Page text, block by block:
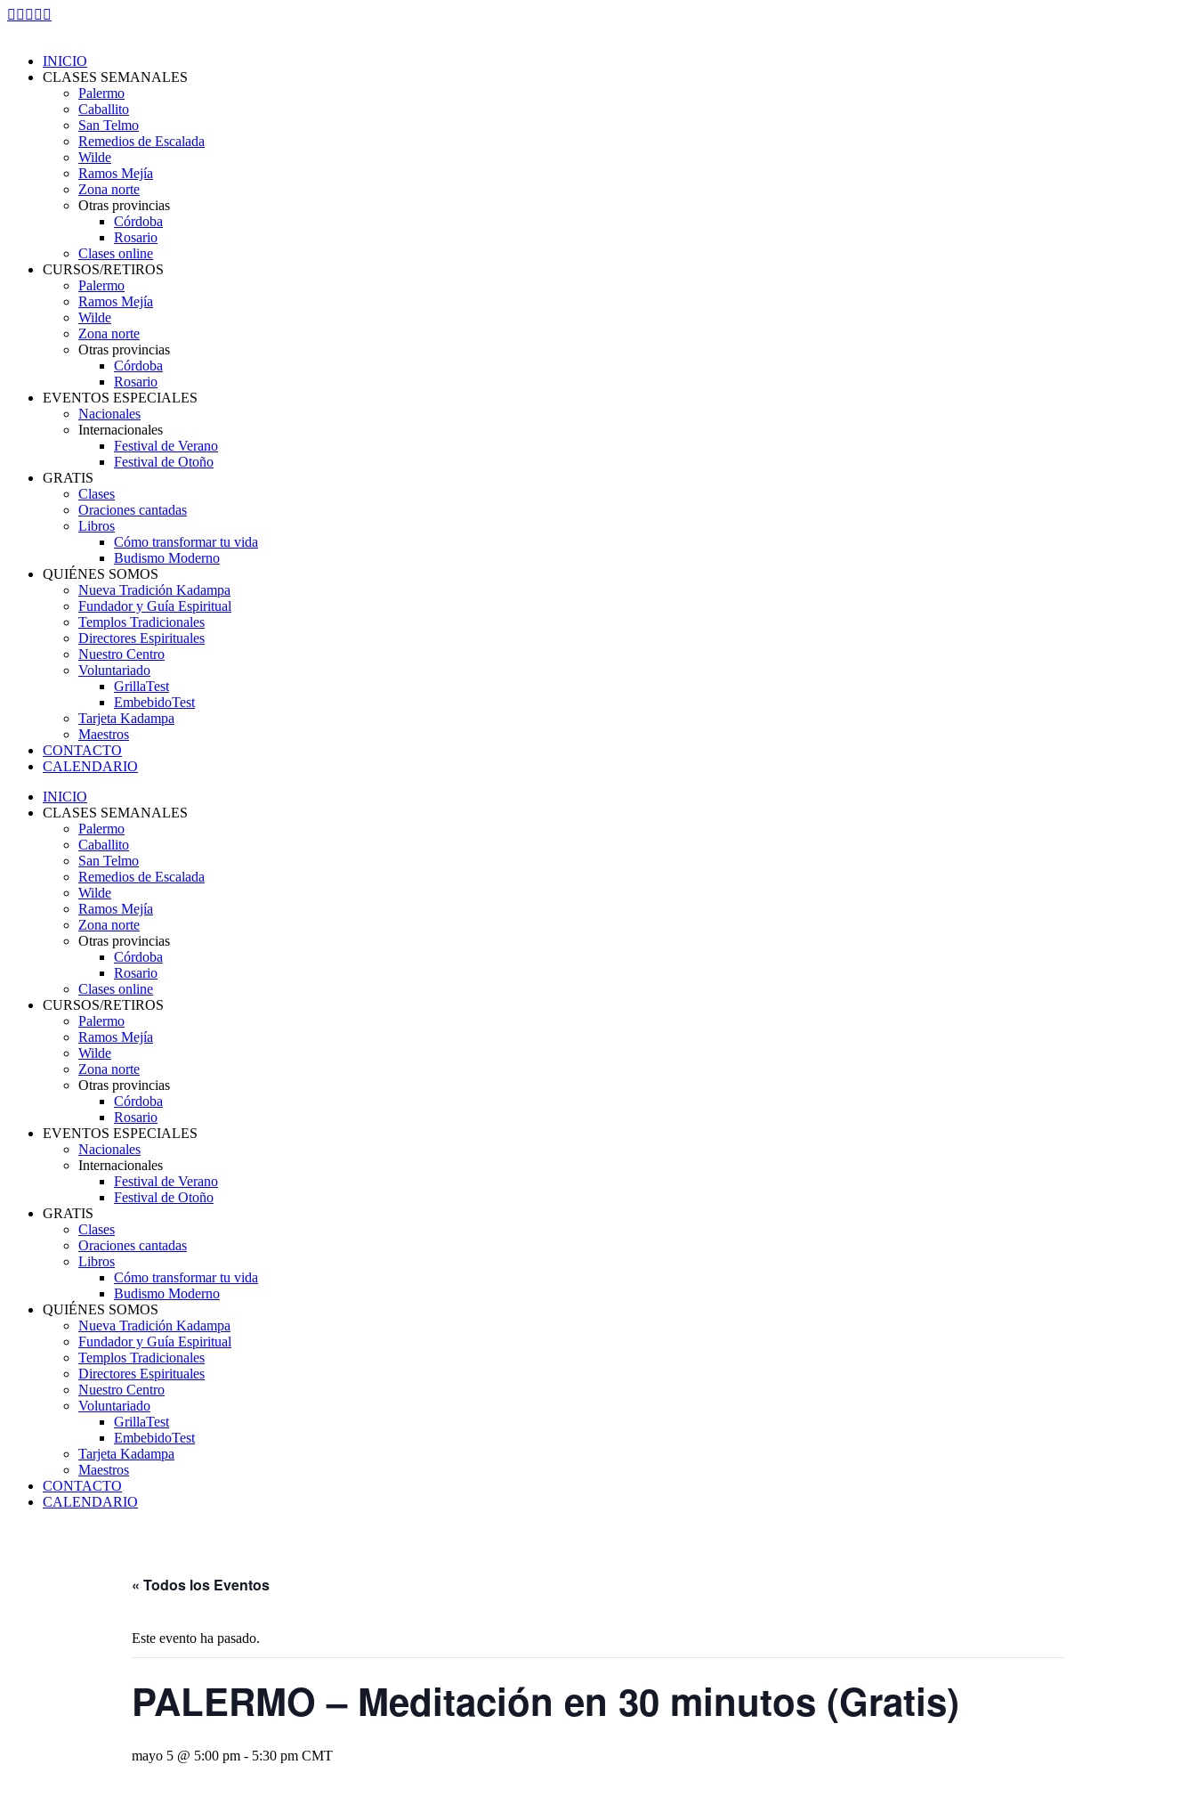
Skip
Facebook
new
Instagram
in
new
window
YouTube
in
new
window
Whatsapp
in
new
window
in
new
window
INICIO
CLASES SEMANALES
Palermo
Caballito
San Telmo
Remedios de Escalada
Wilde
Ramos Mejía
Zona norte
Otras provincias
Córdoba
Rosario
Clases online
CURSOS/RETIROS
Palermo
Ramos Mejía
Wilde
Zona norte
Otras provincias
Córdoba
Rosario
EVENTOS ESPECIALES
Nacionales
Internacionales
Festival de Verano
Festival de Otoño
GRATIS
Clases
Oraciones cantadas
Libros
Cómo transformar tu vida
Budismo Moderno
QUIÉNES SOMOS
Nueva Tradición Kadampa
Fundador y Guía Espiritual
Templos Tradicionales
Directores Espirituales
Nuestro Centro
Voluntariado
GrillaTest
EmbebidoTest
Tarjeta Kadampa
Maestros
CONTACTO
CALENDARIO
INICIO
CLASES SEMANALES
Palermo
Caballito
San Telmo
Remedios de Escalada
Wilde
Ramos Mejía
Zona norte
Otras provincias
Córdoba
Rosario
Clases online
CURSOS/RETIROS
Palermo
Ramos Mejía
Wilde
Zona norte
Otras provincias
Córdoba
Rosario
EVENTOS ESPECIALES
Nacionales
Internacionales
Festival de Verano
Festival de Otoño
GRATIS
Clases
Oraciones cantadas
Libros
Cómo transformar tu vida
Budismo Moderno
QUIÉNES SOMOS
Nueva Tradición Kadampa
Fundador y Guía Espiritual
Templos Tradicionales
Directores Espirituales
Nuestro Centro
Voluntariado
GrillaTest
EmbebidoTest
Tarjeta Kadampa
Maestros
CONTACTO
CALENDARIO
« Todos los Eventos
Este evento ha pasado.
PALERMO – Meditación en 30 minutos (Gratis)
mayo 5 @ 5:00 pm - 5:30 pm CMT